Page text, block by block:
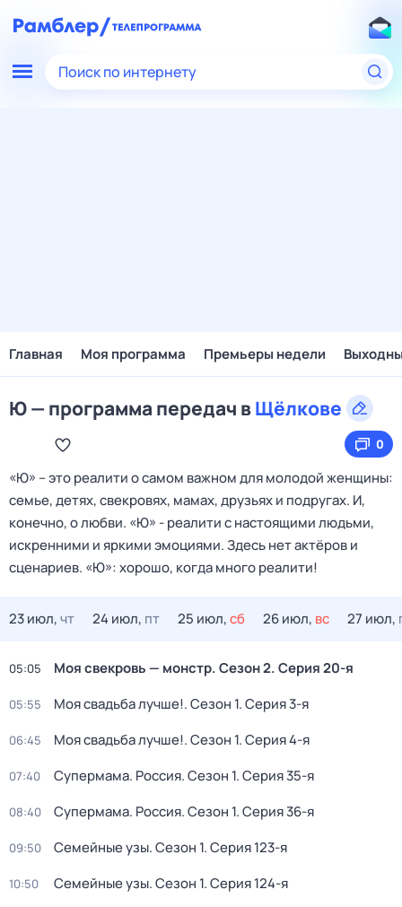
Поиск по интернету
Главная Моя программа Премьеры недели
Ю — программа передач вЩёлкове
0
«Ю» – это реалити о самом важном для молодой женщины:
семье, детях, свекровях, мамах, друзьях и подругах. И,
конечно, о любви. «Ю» - реалити с настоящими людьми,
искренними и яркими эмоциями. Здесь нет актёров и
сценариев. «Ю»: хорошо, когда много реалити!
23 июл,чт 24 июл, пт 25 июл,сб 26 июл, вс 27 июл,
05:05 Моя свекровь — монстр. Сезон 2. Серия 20-я
05:55 Моя свадьба лучше!. Сезон 1. Серия 3-я
06:45 Моя свадьба лучше!. Сезон 1. Серия 4-я
07:40 Супермама. Россия. Сезон 1. Серия 35-я
08:40 Супермама. Россия. Сезон 1. Серия 36-я
09:50 Семейные узы. Сезон 1. Серия 123-я
10:50 Семейные узы. Сезон 1. Серия 124-я